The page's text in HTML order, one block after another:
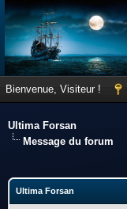
Bienvenue, Visiteur !
Ultima Forsan
Message du forum
Ultima Forsan